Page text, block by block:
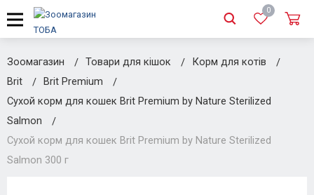
0
Зоомагазин Товари для кішок
Корм для котів
Brit
Brit Premium
Сухой корм для кошек Brit Premium by Nature Sterilized
Salmon
Сухой корм для кошек Brit Premium by Nature Sterilized
Salmon 300 г